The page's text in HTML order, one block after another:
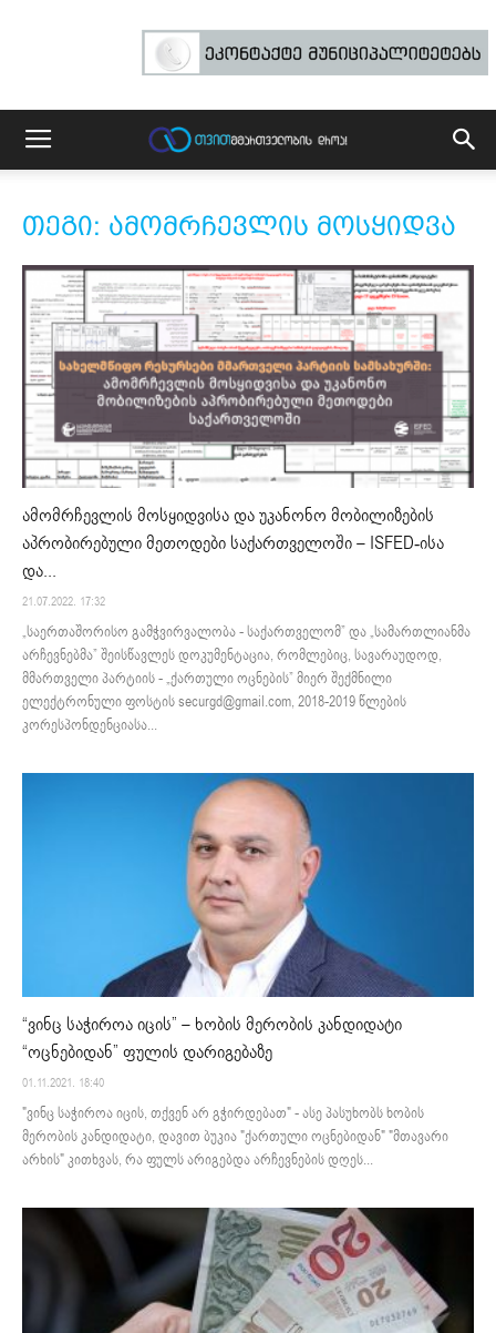
თეგი: ამომრჩევლის მოსყიდვა
ამომრჩევლის მოსყიდვისა და უკანონო მობილიზების
აპრობირებული მეთოდები საქართველოში – ISFED-ისა
და...
21.07.2022. 17:32
„საერთაშორისო გამჭვირვალობა - საქართველომ” და „სამართლიანმა
არჩევნებმა” შეისწავლეს დოკუმენტაცია, რომლებიც, სავარაუდოდ,
მმართველი პარტიის - „ქართული ოცნების” მიერ შექმნილი
ელექტრონული ფოსტის securgd@gmail.com, 2018-2019 წლების
კორესპონდენციასა...
“ვინც საჭიროა იცის” – ხობის მერობის კანდიდატი
“ოცნებიდან” ფულის დარიგებაზე
01.11.2021. 18:40
"ვინც საჭიროა იცის, თქვენ არ გჭირდებათ" - ასე პასუხობს ხობის
მერობის კანდიდატი, დავით ბუკია "ქართული ოცნებიდან" "მთავარი
არხის" კითხვას, რა ფულს არიგებდა არჩევნების დღეს...